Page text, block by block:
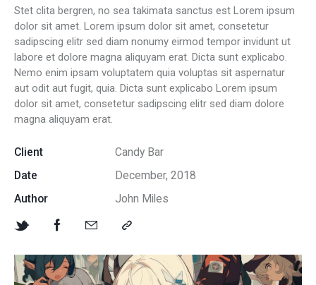
Stet clita bergren, no sea takimata sanctus est Lorem ipsum
dolor sit amet. Lorem ipsum dolor sit amet, consetetur
sadipscing elitr sed diam nonumy eirmod tempor invidunt ut
labore et dolore magna aliquyam erat. Dicta sunt explicabo.
Nemo enim ipsam voluptatem quia voluptas sit aspernatur
aut odit aut fugit, quia. Dicta sunt explicabo Lorem ipsum
dolor sit amet, consetetur sadipscing elitr sed diam dolore
magna aliquyam erat.
Client
Candy Bar
Date
December, 2018
Author
John Miles